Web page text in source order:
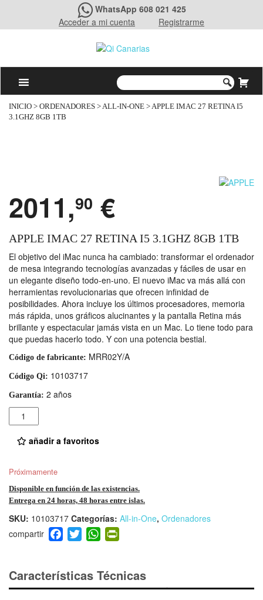
WhatsApp 608 021 425
Acceder a mi cuenta
Registrarme
INICIO > ORDENADORES >ALL-IN-ONE > APPLE IMAC 27 RETINA I5
3.1GHZ 8GB 1TB
2011,90 €
APPLE IMAC 27 RETINA I5 3.1GHZ 8GB 1TB
El objetivo del iMac nunca ha cambiado: transformar el ordenador
de mesa integrando tecnologías avanzadas y fáciles de usar en
un elegante diseño todo‑en-uno. El nuevo iMac va más allá con
herramientas revolucionarias que ofrecen infinidad de
posibilidades. Ahora incluye los últimos procesadores, memoria
más rápida, unos gráficos alucinantes y la pantalla Retina más
brillante y espectacular jamás vista en un Mac. Lo tiene todo para
que puedas hacerlo todo. Y con una potencia bestial.
Código de fabricante: MRR02Y/A
Código Qi: 10103717
Garantía: 2 años
Cantidad
añadir a favoritos
Próximamente
Disponible en función de las existencias.
Entrega en 24 horas, 48 horas entre islas.
SKU: 10103717 Categorías: All-in-One, Ordenadores
F
a
e
b
T
wi
er
W
h
s
A
ri
e
Características Técnicas